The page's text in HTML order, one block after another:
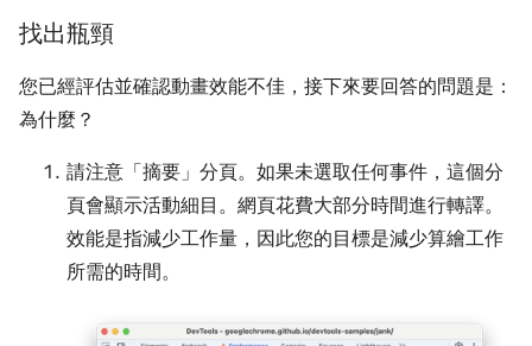
找出瓶頸
您已經評估並確認動畫效能不佳，接下來要回答的問題是：
為什麼？
請注意「摘要」 分頁。如果未選取任何事件，這個分
頁會顯示活動細目。網頁花費大部分時間進行轉譯。
效能是指減少工作量，因此您的目標是減少算繪工作
所需的時間。